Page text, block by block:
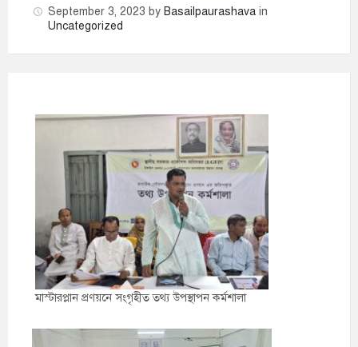
September 3, 2023 by Basailpaurashava in
Uncategorized
মাস্টারপ্লান প্রণয়নে সংগৃহীত তথ্য উপস্থাপন কর্মশালা